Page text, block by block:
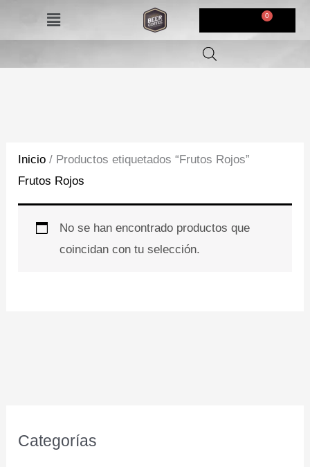
Menú
Categorías
Inicio / Productos etiquetados “Frutos Rojos”
Frutos Rojos
No se han encontrado productos que
coincidan con tu selección.